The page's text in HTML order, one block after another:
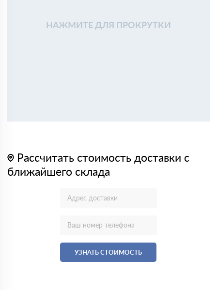
НАЖМИТЕ ДЛЯ ПРОКРУТКИ
Рассчитать стоимость доставки с
ближайшего склада
УЗНАТЬ СТОИМОСТЬ